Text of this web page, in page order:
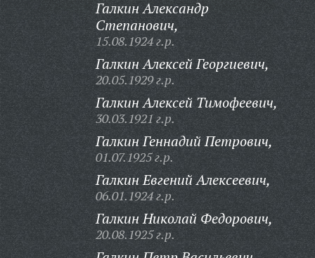
Галкин Александр
Степанович,
15.08.1924 г.р.
Галкин Алексей Георгиевич,
20.05.1929 г.р.
Галкин Алексей Тимофеевич,
30.03.1921 г.р.
Галкин Геннадий Петрович,
01.07.1925 г.р.
Галкин Евгений Алексеевич,
06.01.1924 г.р.
Галкин Николай Федорович,
20.08.1925 г.р.